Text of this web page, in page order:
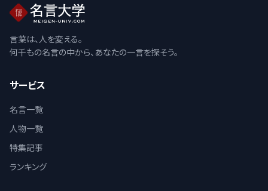
言葉は、人を変える。
何千もの名言の中から、あなたの一言を探そう。
サービス
名言一覧
人物一覧
特集記事
ランキング